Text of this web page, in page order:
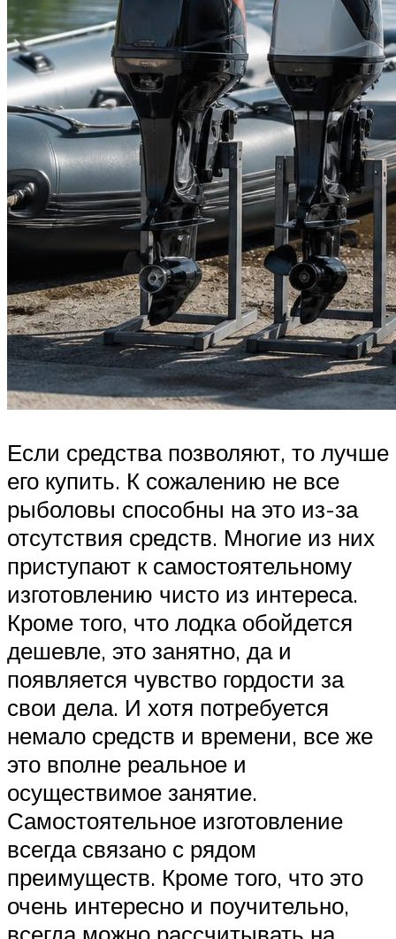
Если средства позволяют, то лучше
его купить. К сожалению не все
рыболовы способны на это из-за
отсутствия средств. Многие из них
приступают к самостоятельному
изготовлению чисто из интереса.
Кроме того, что лодка обойдется
дешевле, это занятно, да и
появляется чувство гордости за
свои дела. И хотя потребуется
немало средств и времени, все же
это вполне реальное и
осуществимое занятие.
Самостоятельное изготовление
всегда связано с рядом
преимуществ. Кроме того, что это
очень интересно и поучительно,